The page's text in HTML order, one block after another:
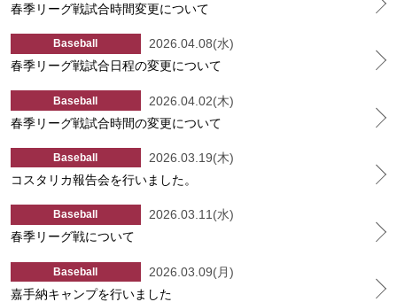
春季リーグ戦試合時間変更について
Baseball
2026.04.08(水)
春季リーグ戦試合日程の変更について
Baseball
2026.04.02(木)
春季リーグ戦試合時間の変更について
Baseball
2026.03.19(木)
コスタリカ報告会を行いました。
Baseball
2026.03.11(水)
春季リーグ戦について
Baseball
2026.03.09(月)
嘉手納キャンプを行いました